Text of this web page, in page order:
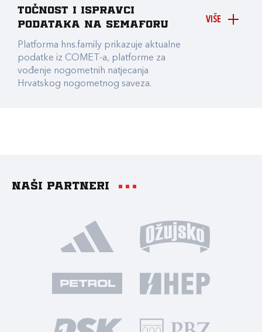
VIŠE
točnost i ispravci
podataka na Semaforu
Platforma hns.family prikazuje aktualne
podatke iz COMET-a, platforme za
vođenje nogometnih natjecanja
Hrvatskog nogometnog saveza.
Naši partneri